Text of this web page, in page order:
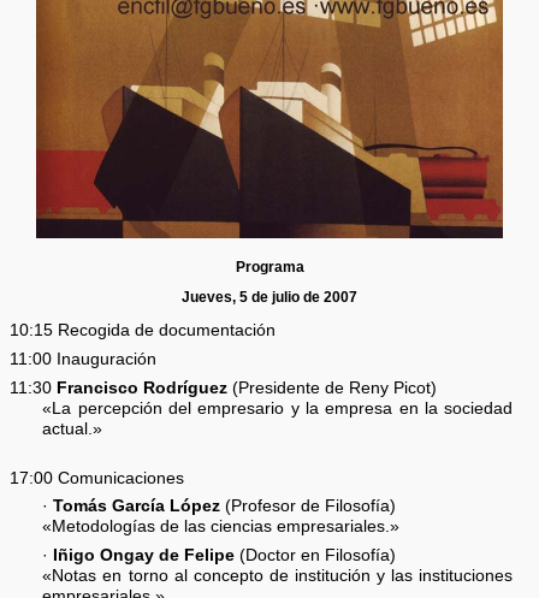
Programa
Jueves, 5 de julio de 2007
10:15 Recogida de documentación
11:00 Inauguración
11:30 Francisco Rodríguez (Presidente de Reny Picot)
«La percepción del empresario y la empresa en la sociedad
actual.»
17:00 Comunicaciones
·Tomás García López (Profesor de Filosofía)
«Metodologías de las ciencias empresariales.»
·
Iñigo Ongay de Felipe (Doctor en Filosofía)
«Notas en torno al concepto de institución y las instituciones